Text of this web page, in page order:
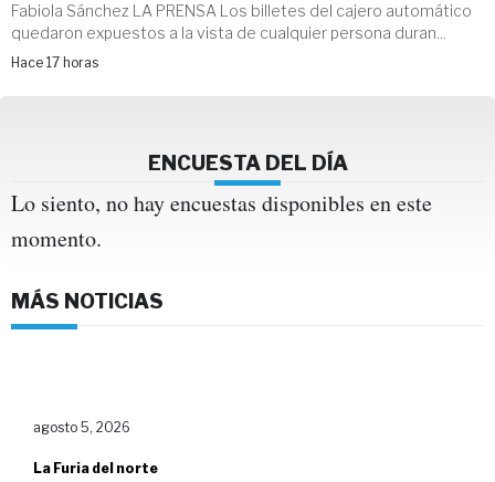
Fabiola Sánchez LA PRENSA Los billetes del cajero automático
quedaron expuestos a la vista de cualquier persona duran...
Hace 17 horas
ENCUESTA DEL DÍA
Lo siento, no hay encuestas disponibles en este
momento.
MÁS NOTICIAS
agosto 5, 2026
La Furia del norte